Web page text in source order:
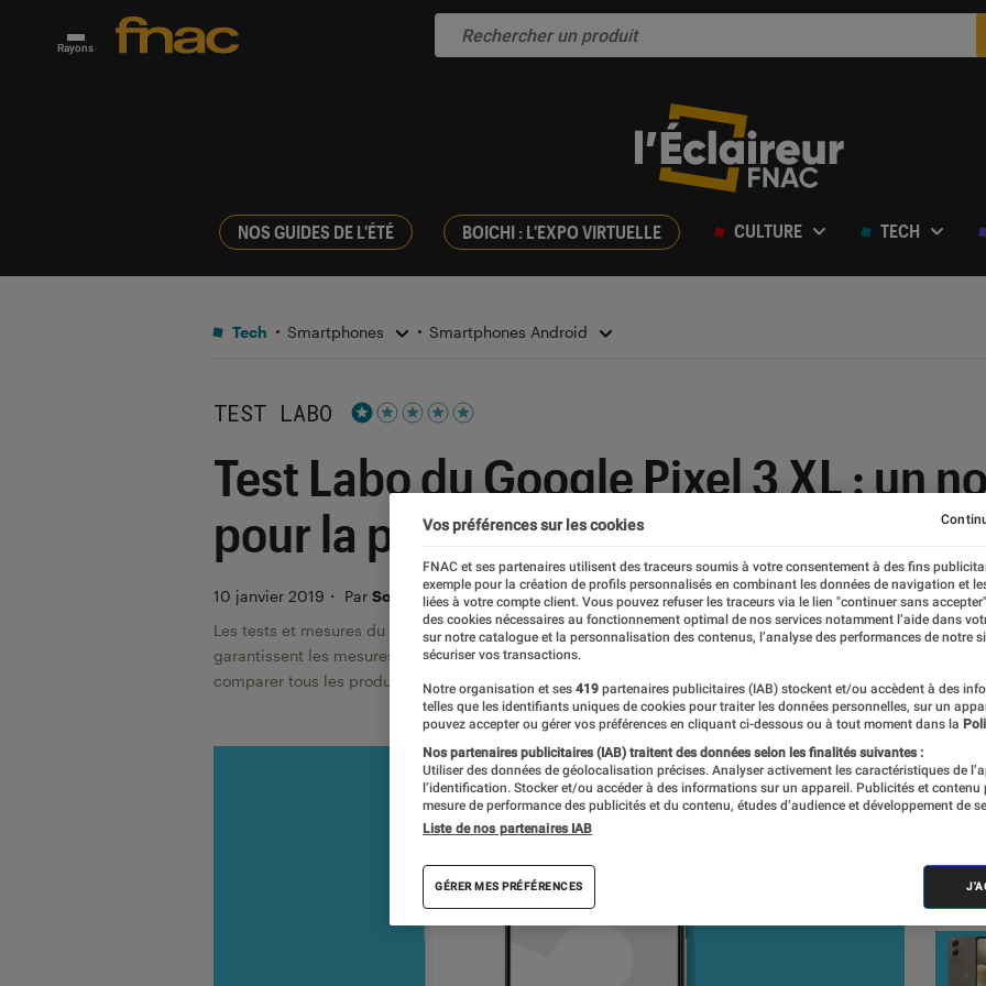
Rayons
NOS GUIDES DE L'ÉTÉ BOICHI : L'EXPO VIRTUELLE CULTURE TECH
Tech Smartphones Smartphones Android
TEST LABO
Test Labo du Google Pixel 3 XL : un
pour la photo
10 janvier 2019 ・ Par Sofian Nouira, Mathieu Freitas, Jean-Charles Frelier
Les tests et mesures du Labo Fnac sont réalisés en toute indépendance du commerce ou des fabricants
garantissent les mesures grâce à leur expertise, et aux équipements de mesures les plus précis. Pour en
comparer tous les produits, visitez notre
comparateur
VOIR
Vos préférences sur les cookies
FNAC et ses partenaires utilisent des traceurs soumis à votre consentement à des fins
exemple pour la création de profils personnalisés en combinant les données de navigation et
liées à votre compte client. Vous pouvez refuser les traceurs via le lien "continuer sans
des cookies nécessaires au fonctionnement optimal de nos services notamment l’aide dans
sur notre catalogue et la personnalisation des contenus, l’analyse des performances de notre
sécuriser vos transactions.
Notre organisation et ses 419 partenaires publicitaires (IAB) stockent et/ou accèdent à des
telles que les identifiants uniques de cookies pour traiter les données personnelles, sur un
pouvez accepter ou gérer vos préférences en cliquant ci-dessous ou à tout moment dans la
Nos partenaires publicitaires (IAB) traitent des données selon les finalités suivantes :
Utiliser des données de géolocalisation précises. Analyser activement les caractéristiques de
l’identification. Stocker et/ou accéder à des informations sur un appareil. Publicités et contenu
mesure de performance des publicités et du contenu, études d’audience et développement de
Liste de nos partenaires IAB
GÉRER MES PRÉFÉRENCES